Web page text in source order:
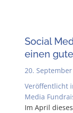
Social
einen
20. September
Veröffentlicht
Media
Im April